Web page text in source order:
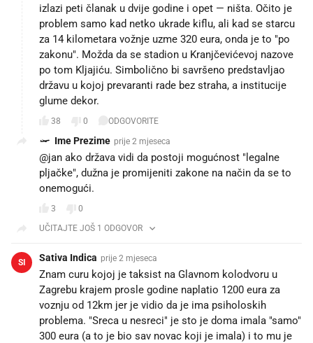
izlazi peti članak u dvije godine i opet — ništa. Očito je
problem samo kad netko ukrade kiflu, ali kad se starcu
za 14 kilometara vožnje uzme 320 eura, onda je to "po
zakonu". Možda da se stadion u Kranjčevićevoj nazove
po tom Kljajiću. Simbolično bi savršeno predstavljao
državu u kojoj prevaranti rade bez straha, a institucije
glume dekor.
38 0 ODGOVORITE
Ime Prezime prije 2 mjeseca
@jan ako država vidi da postoji mogućnost "legalne
pljačke", dužna je promijeniti zakone na način da se to
onemogući.
3
0
UČITAJTE JOŠ 1 ODGOVOR
SI Sativa Indica prije 2 mjeseca
Znam curu kojoj je taksist na Glavnom kolodvoru u
Zagrebu krajem prosle godine naplatio 1200 eura za
voznju od 12km jer je vidio da je ima psiholoskih
problema. "Sreca u nesreci" je sto je doma imala "samo"
300 eura (a to je bio sav novac koji je imala) i to mu je